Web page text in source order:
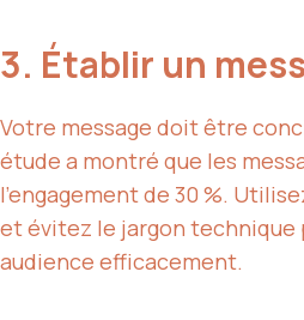
3. Établir un
Votre message doit être
étude a montré que les
l’engagement de 30 %.
et évitez le jargon technique
audience efficacement.